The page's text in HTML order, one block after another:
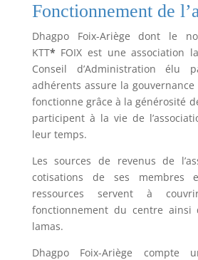
Fonctionnement de
Dhagpo Foix-Ariège dont le
KTT* FOIX est une association
Conseil d’Administration
adhérents assure la
fonctionne grâce à la générosité
participent à la vie de
leur temps.
Les sources de revenus de
cotisations de ses membres
ressources servent à
fonctionnement du centre ainsi
lamas.
Dhagpo Foix-Ariège compte